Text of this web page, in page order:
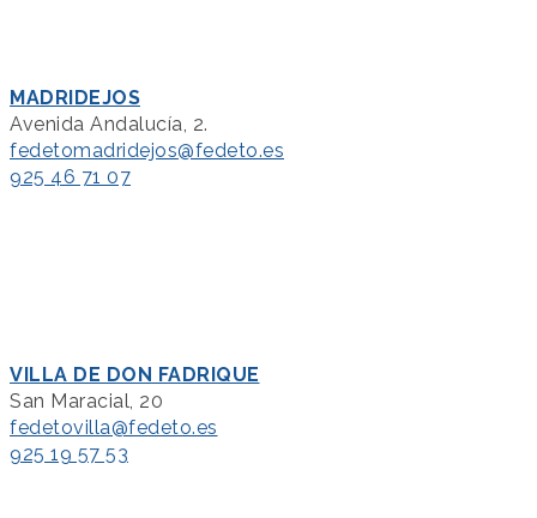
MADRIDEJOS
Avenida Andalucía, 2.
fedetomadridejos@fedeto.es
925 46 71 07
VILLA DE DON FADRIQUE
San Maracial, 20
fedetovilla@fedeto.es
925 19 57 53